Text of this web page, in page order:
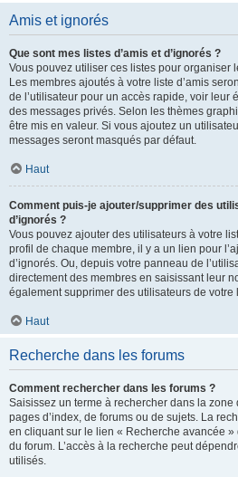
Amis et ignorés
Que sont mes listes d’amis et d’ignorés ?
Vous pouvez utiliser ces listes pour organiser
Les membres ajoutés à votre liste d’amis
de l’utilisateur pour un accès rapide, voir leur
des messages privés. Selon les thèmes
être mis en valeur. Si vous ajoutez un
messages seront masqués par défaut.
Haut
Comment puis-je ajouter/supprimer des
d’ignorés ?
Vous pouvez ajouter des utilisateurs à votre
profil de chaque membre, il y a un lien pour
d’ignorés. Ou, depuis votre panneau de
directement des membres en saisissant leur
également supprimer des utilisateurs de
Haut
Recherche dans les forums
Comment rechercher dans les forums ?
Saisissez un terme à rechercher dans la
pages d’index, de forums ou de sujets. La
en cliquant sur le lien « Recherche avancée
du forum. L’accès à la recherche peut
utilisés.